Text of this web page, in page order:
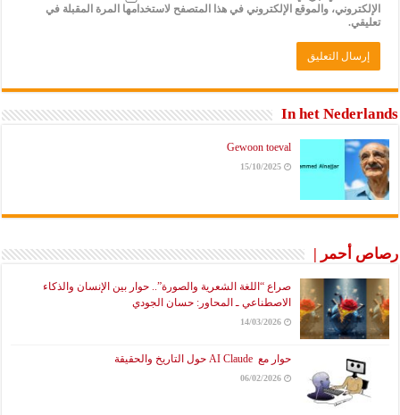
الإلكتروني، والموقع الإلكتروني في هذا المتصفح لاستخدامها المرة المقبلة في
تعليقي.
In het Nederlands
Gewoon toeval
15/10/2025
رصاص أحمر |
صراع “اللغة الشعرية والصورة”.. حوار بين الإنسان والذكاء
الاصطناعي ـ المحاور: حسان الجودي
14/03/2026
حوار مع AI Claude حول التاريخ والحقيقة
06/02/2026